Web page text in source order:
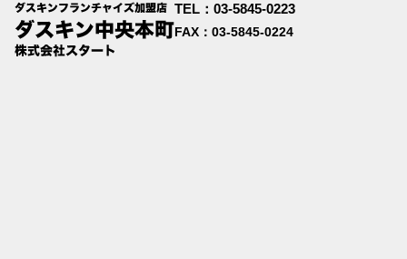
TEL：03-5845-0223
FAX：03-5845-0224